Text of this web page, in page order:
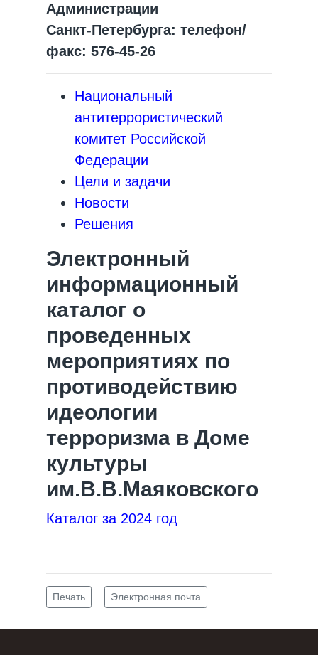
Администрации
Санкт‑Петербурга: телефон/
факс: 576-45-26
Национальный
антитеррористический
комитет Российской
Федерации
Цели и задачи
Новости
Решения
Электронный
информационный
каталог о
проведенных
мероприятиях по
противодействию
идеологии
терроризма в Доме
культуры
им.В.В.Маяковского
Каталог за 2024 год
Печать Электронная почта